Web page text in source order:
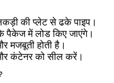
की प्लेट से ढके पाइप।
पैकेज में लोड किए जाएंगे।
मजबूती होती है।
कंटेनर को सील करें।